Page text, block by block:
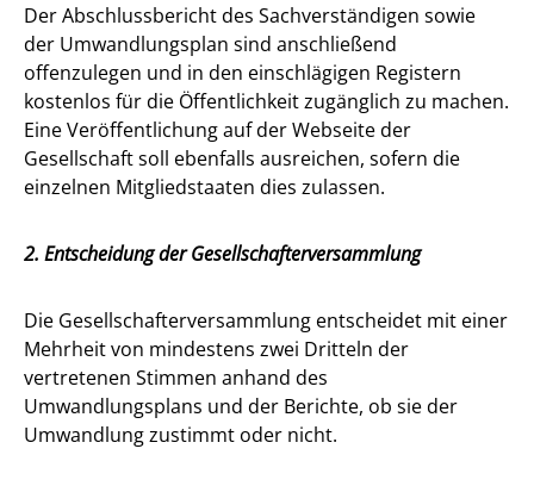
Der Abschlussbericht des Sachverständigen sowie
der Umwandlungsplan sind anschließend
offenzulegen und in den einschlägigen Registern
kostenlos für die Öffentlichkeit zugänglich zu machen.
Eine Veröffentlichung auf der Webseite der
Gesellschaft soll ebenfalls ausreichen, sofern die
einzelnen Mitgliedstaaten dies zulassen.
2. Entscheidung der Gesellschafterversammlung
Die Gesellschafterversammlung entscheidet mit einer
Mehrheit von mindestens zwei Dritteln der
vertretenen Stimmen anhand des
Umwandlungsplans und der Berichte, ob sie der
Umwandlung zustimmt oder nicht.